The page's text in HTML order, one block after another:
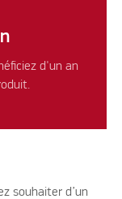
d'un an
souhaiter d’un